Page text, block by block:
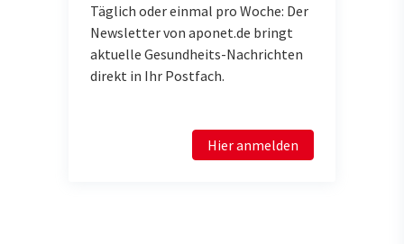
Täglich oder einmal pro Woche: Der
Newsletter von aponet.de bringt
aktuelle Gesundheits-Nachrichten
direkt in Ihr Postfach.
Hier anmelden